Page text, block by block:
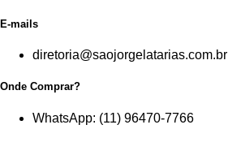
E-mails
diretoria@saojorgelatarias.com.br
Onde Comprar?
WhatsApp: (11) 96470-7766